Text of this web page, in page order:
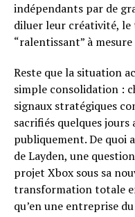
indépendants par de
diluer leur créativité, le
“ralentissant” à
Reste que la situation
simple consolidation :
signaux stratégiques
sacrifiés quelques
publiquement. De quoi
de Layden, une
projet Xbox sous sa
transformation totale
qu’en une entreprise